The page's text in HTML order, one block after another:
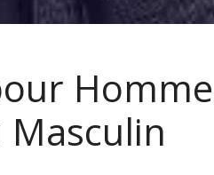
Masculin